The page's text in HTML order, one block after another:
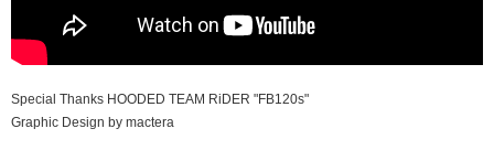
Special Thanks HOODED TEAM RiDER "FB120s"
Graphic Design by mactera